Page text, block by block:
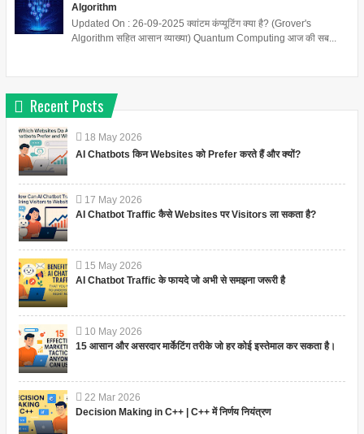
Algorithm
Updated On : 26-09-2025 क्वांटम कंप्यूटिंग क्या है? (Grover's
Algorithm सहित आसान व्याख्या) Quantum Computing आज की सब...
Recent Posts
18 May 2026
AI Chatbots किन Websites को Prefer करते हैं और क्यों?
17 May 2026
AI Chatbot Traffic कैसे Websites पर Visitors ला सकता है?
15 May 2026
AI Chatbot Traffic के फायदे जो अभी से समझना जरूरी है
10 May 2026
15 आसान और असरदार मार्केटिंग तरीके जो हर कोई इस्तेमाल कर सकता है।
22 Mar 2026
Decision Making in C++ | C++ में निर्णय नियंत्रण